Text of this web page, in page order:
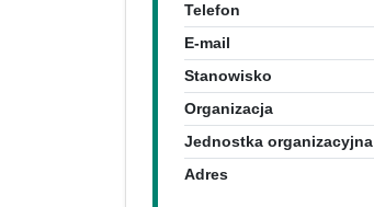
Telefon
E-mail
Stanowisko
Organizacja
Jednostka organizacyjna
Adres